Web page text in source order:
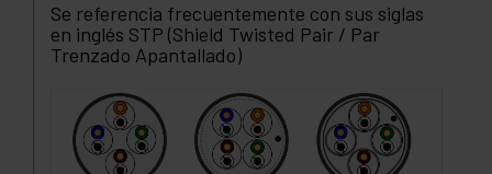
Se referencia frecuentemente con sus siglas
en inglés STP (Shield Twisted Pair / Par
Trenzado Apantallado)